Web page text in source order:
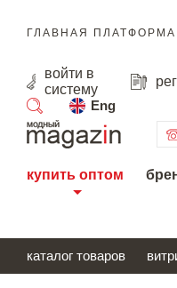
ГЛАВНАЯ
войти в
систему
Eng
поиск
купить оптом
каталог товаров